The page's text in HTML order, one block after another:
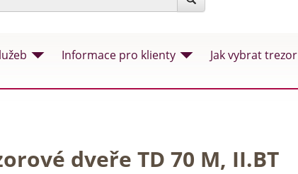
Informace pro klienty Jak vybrat trezor
dveře TD 70 M, II.BT